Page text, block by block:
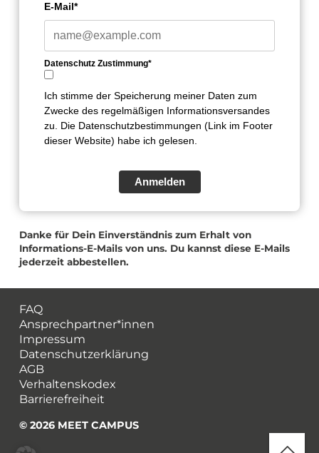
E-Mail*
Datenschutz Zustimmung*
Ich stimme der Speicherung meiner Daten zum
Zwecke des regelmäßigen Informationsversandes
zu. Die Datenschutzbestimmungen (Link im Footer
dieser Website) habe ich gelesen.
Anmelden
Danke für Dein Einverständnis zum Erhalt von
Informations-E-Mails von uns. Du kannst diese E-Mails
jederzeit abbestellen.
FAQ
Ansprechpartner*innen
Impressum
Datenschutzerklärung
AGB
Verhaltenskodex
Barrierefreiheit
© 2026 MEET CAMPUS